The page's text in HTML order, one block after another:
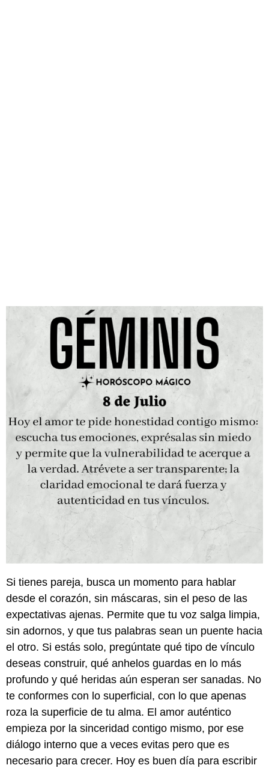
Si tienes pareja, busca un momento para hablar
desde el corazón, sin máscaras, sin el peso de las
expectativas ajenas. Permite que tu voz salga limpia,
sin adornos, y que tus palabras sean un puente hacia
el otro. Si estás solo, pregúntate qué tipo de vínculo
deseas construir, qué anhelos guardas en lo más
profundo y qué heridas aún esperan ser sanadas. No
te conformes con lo superficial, con lo que apenas
roza la superficie de tu alma. El amor auténtico
empieza por la sinceridad contigo mismo, por ese
diálogo interno que a veces evitas pero que es
necesario para crecer. Hoy es buen día para escribir